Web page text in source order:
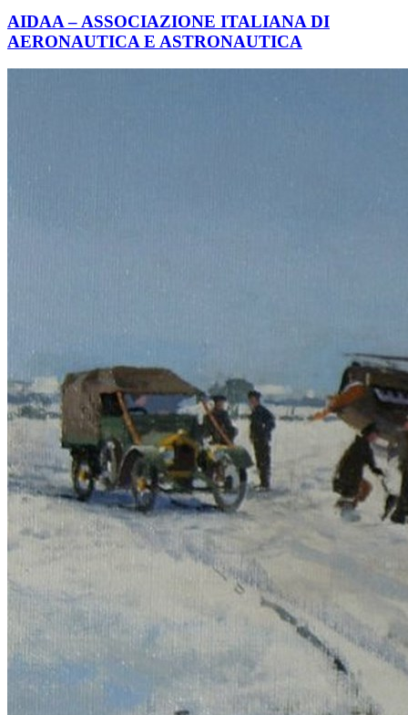
AIDAA – ASSOCIAZIONE ITALIANA DI
AERONAUTICA E ASTRONAUTICA